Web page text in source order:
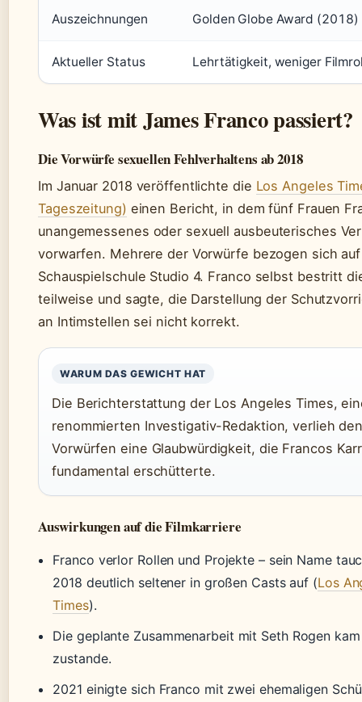
Auszeichnungen Golden Globe Award (2018)
Aktueller Status Lehrtätigkeit, weniger
Was ist mit James Franco passiert?
Die Vorwürfe sexuellen Fehlverhaltens ab 2018
Im Januar 2018 veröffentlichte die Los Angeles
Tageszeitung) einen Bericht, in dem fünf Frauen
unangemessenes oder sexuell ausbeuterisches
vorwarfen. Mehrere der Vorwürfe bezogen sich
Schauspielschule Studio 4. Franco selbst bestritt
teilweise und sagte, die Darstellung der
an Intimstellen sei nicht korrekt.
WARUM DAS GEWICHT HAT
Die Berichterstattung der Los Angeles Times,
renommierten Investigativ-Redaktion, verlieh
Vorwürfen eine Glaubwürdigkeit, die Francos
fundamental erschütterte.
Auswirkungen auf die Filmkarriere
Franco verlor Rollen und Projekte – sein Name
2018 deutlich seltener in großen Casts auf (Los
Times).
Die geplante Zusammenarbeit mit Seth Rogen
zustande.
2021 einigte sich Franco mit zwei ehemaligen